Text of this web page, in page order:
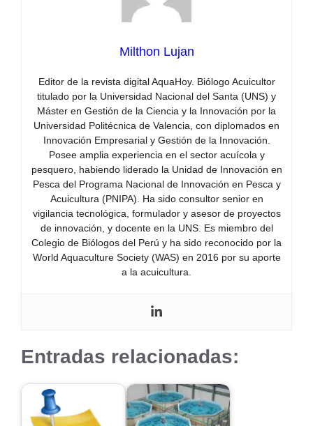
Milthon Lujan
Editor de la revista digital AquaHoy. Biólogo Acuicultor
titulado por la Universidad Nacional del Santa (UNS) y
Máster en Gestión de la Ciencia y la Innovación por la
Universidad Politécnica de Valencia, con diplomados en
Innovación Empresarial y Gestión de la Innovación.
Posee amplia experiencia en el sector acuícola y
pesquero, habiendo liderado la Unidad de Innovación en
Pesca del Programa Nacional de Innovación en Pesca y
Acuicultura (PNIPA). Ha sido consultor senior en
vigilancia tecnológica, formulador y asesor de proyectos
de innovación, y docente en la UNS. Es miembro del
Colegio de Biólogos del Perú y ha sido reconocido por la
World Aquaculture Society (WAS) en 2016 por su aporte
a la acuicultura.
Entradas relacionadas: